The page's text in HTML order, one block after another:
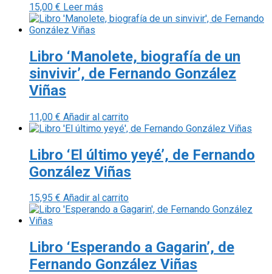
15,00 € Leer más
Libro ‘Manolete, biografía de un
sinvivir’, de Fernando González
Viñas
11,00 € Añadir al carrito
Libro ‘El último yeyé’, de Fernando
González Viñas
15,95 € Añadir al carrito
Libro ‘Esperando a Gagarin’, de
Fernando González Viñas